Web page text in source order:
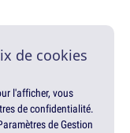
de cookies
l'afficher, vous
de confidentialité.
de Gestion